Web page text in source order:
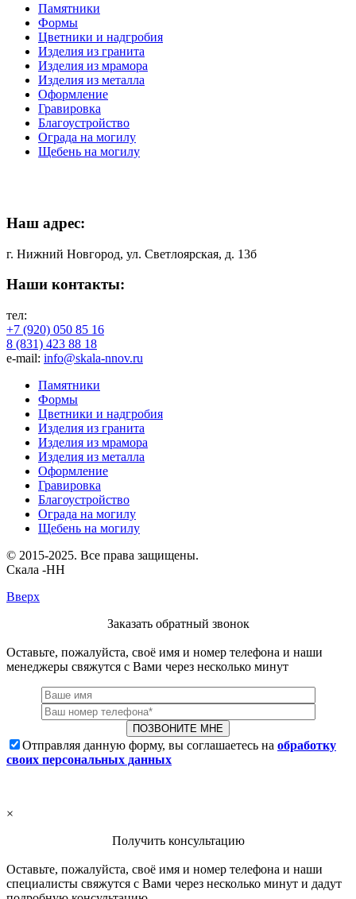
Памятники
Формы
Цветники и надгробия
Изделия из гранита
Изделия из мрамора
Изделия из металла
Оформление
Гравировка
Благоустройство
Ограда на могилу
Щебень на могилу
Наш адрес:
г. Нижний Новгород, ул. Светлоярская, д. 13б
Наши контакты:
тел:
+7 (920) 050 85 16
8 (831) 423 88 18
e-mail: info@skala-nnov.ru
Памятники
Формы
Цветники и надгробия
Изделия из гранита
Изделия из мрамора
Изделия из металла
Оформление
Гравировка
Благоустройство
Ограда на могилу
Щебень на могилу
© 2015-2025. Все права защищены.
Скала -НН
Вверх
Заказать обратный звонок
Оставьте, пожалуйста, своё имя и номер телефона и наши
менеджеры свяжутся с Вами через несколько минут
Отправляя данную форму, вы соглашаетесь на обработку
своих персональных данных
×
Получить консультацию
Оставьте, пожалуйста, своё имя и номер телефона и наши
специалисты свяжутся с Вами через несколько минут и дадут